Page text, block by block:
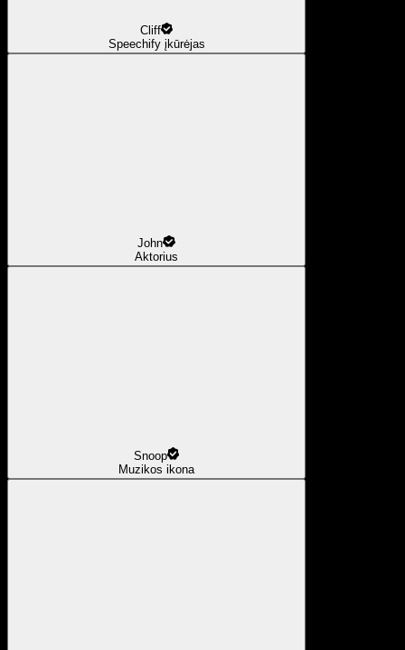
Cliff
Speechify įkūrėjas
John
Aktorius
Snoop
Muzikos ikona